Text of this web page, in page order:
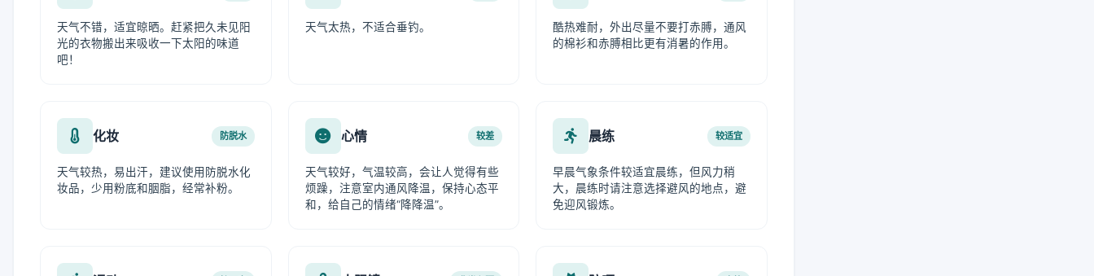
天气不错，适宜晾晒。赶紧把久未见阳
光的衣物搬出来吸收一下太阳的味道
吧！
天气太热，不适合垂钓。
酷热难耐，外出尽量不要打赤膊，通风
的棉衫和赤膊相比更有消暑的作用。
化妆 防脱水
天气较热，易出汗，建议使用防脱水化
妆品，少用粉底和胭脂，经常补粉。
心情 较差
天气较好，气温较高，会让人觉得有些
烦躁，注意室内通风降温，保持心态平
和，给自己的情绪“降降温”。
晨练 较适宜
早晨气象条件较适宜晨练，但风力稍
大，晨练时请注意选择避风的地点，避
免迎风锻炼。